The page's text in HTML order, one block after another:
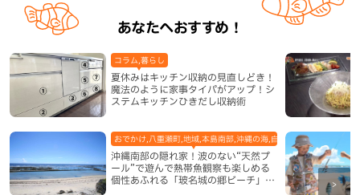
あなたへおすすめ！
夏休みはキッチン収納の見直しどき！
魔法のように家事タイパがアップ！シ
ステムキッチンひきだし収納術
コラム,暮らし
沖縄南部の隠れ家！波のない“天然プ
ール”で遊んで熱帯魚観察も楽しめる
個性あふれる「玻名城の郷ビーチ」
おでかけ,八重瀬町,地域,本島南部,沖縄の海,自然